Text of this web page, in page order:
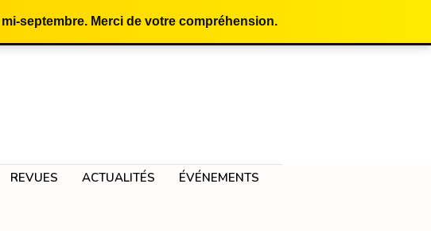
septembre. Merci de votre compréhension.
REVUES ACTUALITÉS ÉVÉNEMENTS